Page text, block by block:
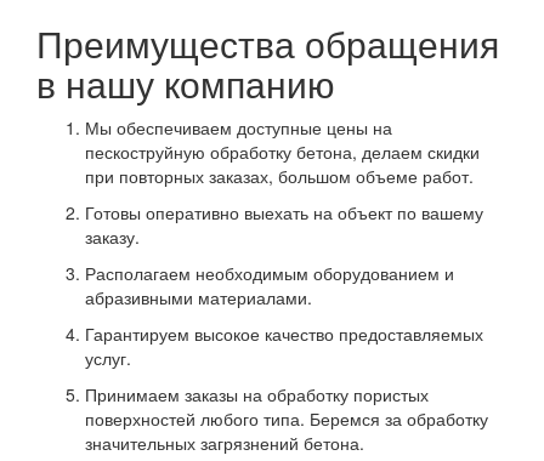
Преимущества обращения
в нашу компанию
Мы обеспечиваем доступные цены на
пескоструйную обработку бетона, делаем скидки
при повторных заказах, большом объеме работ.
Готовы оперативно выехать на объект по вашему
заказу.
Располагаем необходимым оборудованием и
абразивными материалами.
Гарантируем высокое качество предоставляемых
услуг.
Принимаем заказы на обработку пористых
поверхностей любого типа. Беремся за обработку
значительных загрязнений бетона.